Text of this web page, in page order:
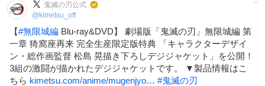
鬼滅の刃公式
@ kimetsu_off
【#無限城編 Blu-ray&DVD】 劇場版「鬼滅の刃」無限城編 第
一章 猗窩座再来 完全生産限定版特典 「キャラクターデザイ
ン・総作画監督 松島 晃描き下ろしデジジャケット」を公開！
3組の激闘が描かれたデジジャケットです。 ▼製品情報はこ
ちら kimetsu.com/anime/mugenjyo… #鬼滅の刃